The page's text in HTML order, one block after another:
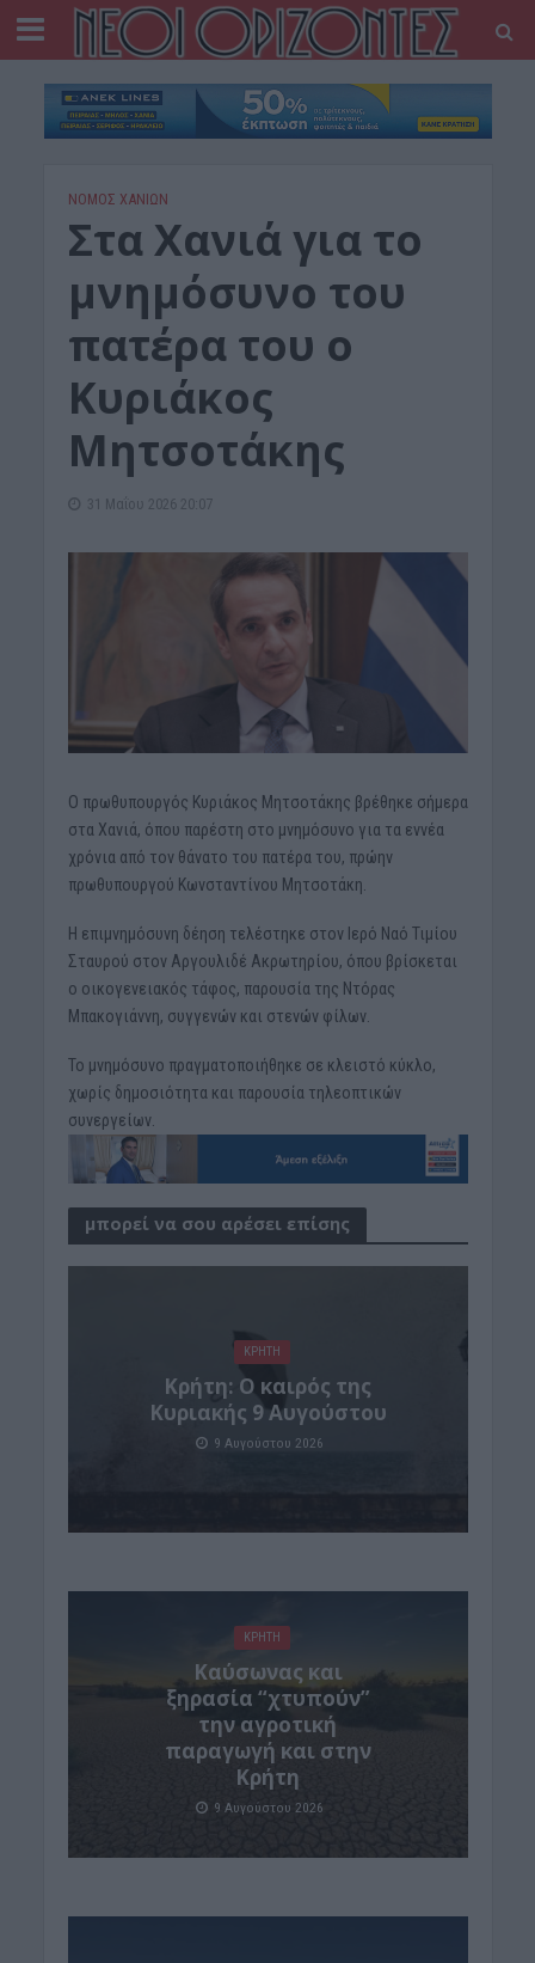
ΝΟΜΌΣ ΧΑΝΊΩΝ
Στα Χανιά για το
μνημόσυνο του
πατέρα του ο
Κυριάκος
Μητσοτάκης
31 Μαΐου 2026 20:07
Ο πρωθυπουργός Κυριάκος Μητσοτάκης βρέθηκε σήμερα
στα Χανιά, όπου παρέστη στο μνημόσυνο για τα εννέα
χρόνια από τον θάνατο του πατέρα του, πρώην
πρωθυπουργού Κωνσταντίνου Μητσοτάκη.
Η επιμνημόσυνη δέηση τελέστηκε στον Ιερό Ναό Τιμίου
Σταυρού στον Αργουλιδέ Ακρωτηρίου, όπου βρίσκεται
ο οικογενειακός τάφος, παρουσία της Ντόρας
Μπακογιάννη, συγγενών και στενών φίλων.
Το μνημόσυνο πραγματοποιήθηκε σε κλειστό κύκλο,
χωρίς δημοσιότητα και παρουσία τηλεοπτικών
συνεργείων.
μπορεί να σου αρέσει επίσης
ΚΡΗΤΗ
Κρήτη: Ο καιρός της
Κυριακής 9 Αυγούστου
9 Αυγούστου 2026
ΚΡΗΤΗ
Καύσωνας και
ξηρασία “χτυπούν”
την αγροτική
παραγωγή και στην
Κρήτη
9 Αυγούστου 2026